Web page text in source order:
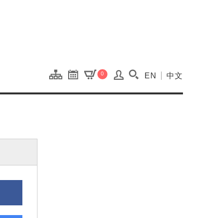
0 搜尋(開啟搜尋視窗)
EN 中文